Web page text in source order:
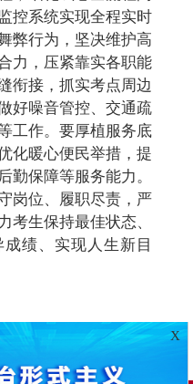
控系统实现全程实时
弊行为，坚决维护高
力，压紧靠实各职能
衔接，抓实考点周边
好噪音管控、交通疏
工作。要厚植服务底
化暖心便民举措，提
勤保障等服务能力。
岗位、履职尽责，严
考生保持最佳状态、
绩、实现人生新目
X